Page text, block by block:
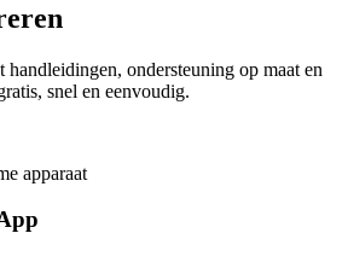
handleidingen, ondersteuning op maat en
snel en eenvoudig.
apparaat